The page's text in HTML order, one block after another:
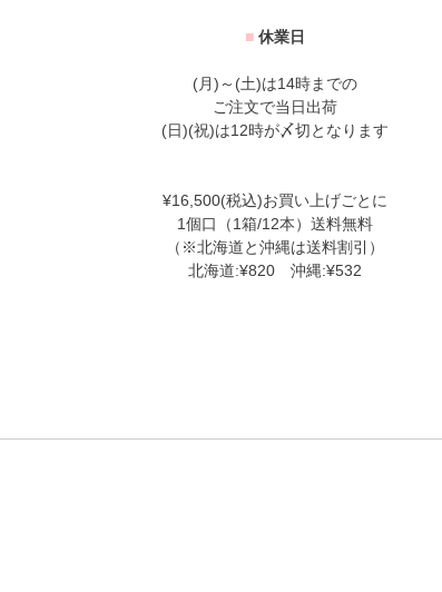
■ 休業日
(月)～(土)は14時までの
ご注文で当日出荷
(日)(祝)は12時が〆切となります
¥16,500(税込)お買い上げごとに
1個口（1箱/12本）送料無料
（※北海道と沖縄は送料割引）
北海道:¥820 沖縄:¥532